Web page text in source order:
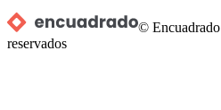
© Encuadrado
reservados